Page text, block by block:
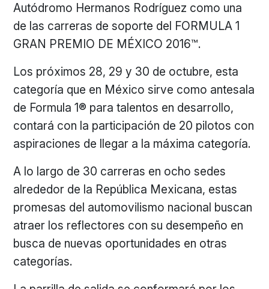
Autódromo Hermanos Rodríguez como una
de las carreras de soporte del FORMULA 1
GRAN PREMIO DE MÉXICO 2016™.
Los próximos 28, 29 y 30 de octubre, esta
categoría que en México sirve como antesala
de Formula 1® para talentos en desarrollo,
contará con la participación de 20 pilotos con
aspiraciones de llegar a la máxima categoría.
A lo largo de 30 carreras en ocho sedes
alrededor de la República Mexicana, estas
promesas del automovilismo nacional buscan
atraer los reflectores con su desempeño en
busca de nuevas oportunidades en otras
categorías.